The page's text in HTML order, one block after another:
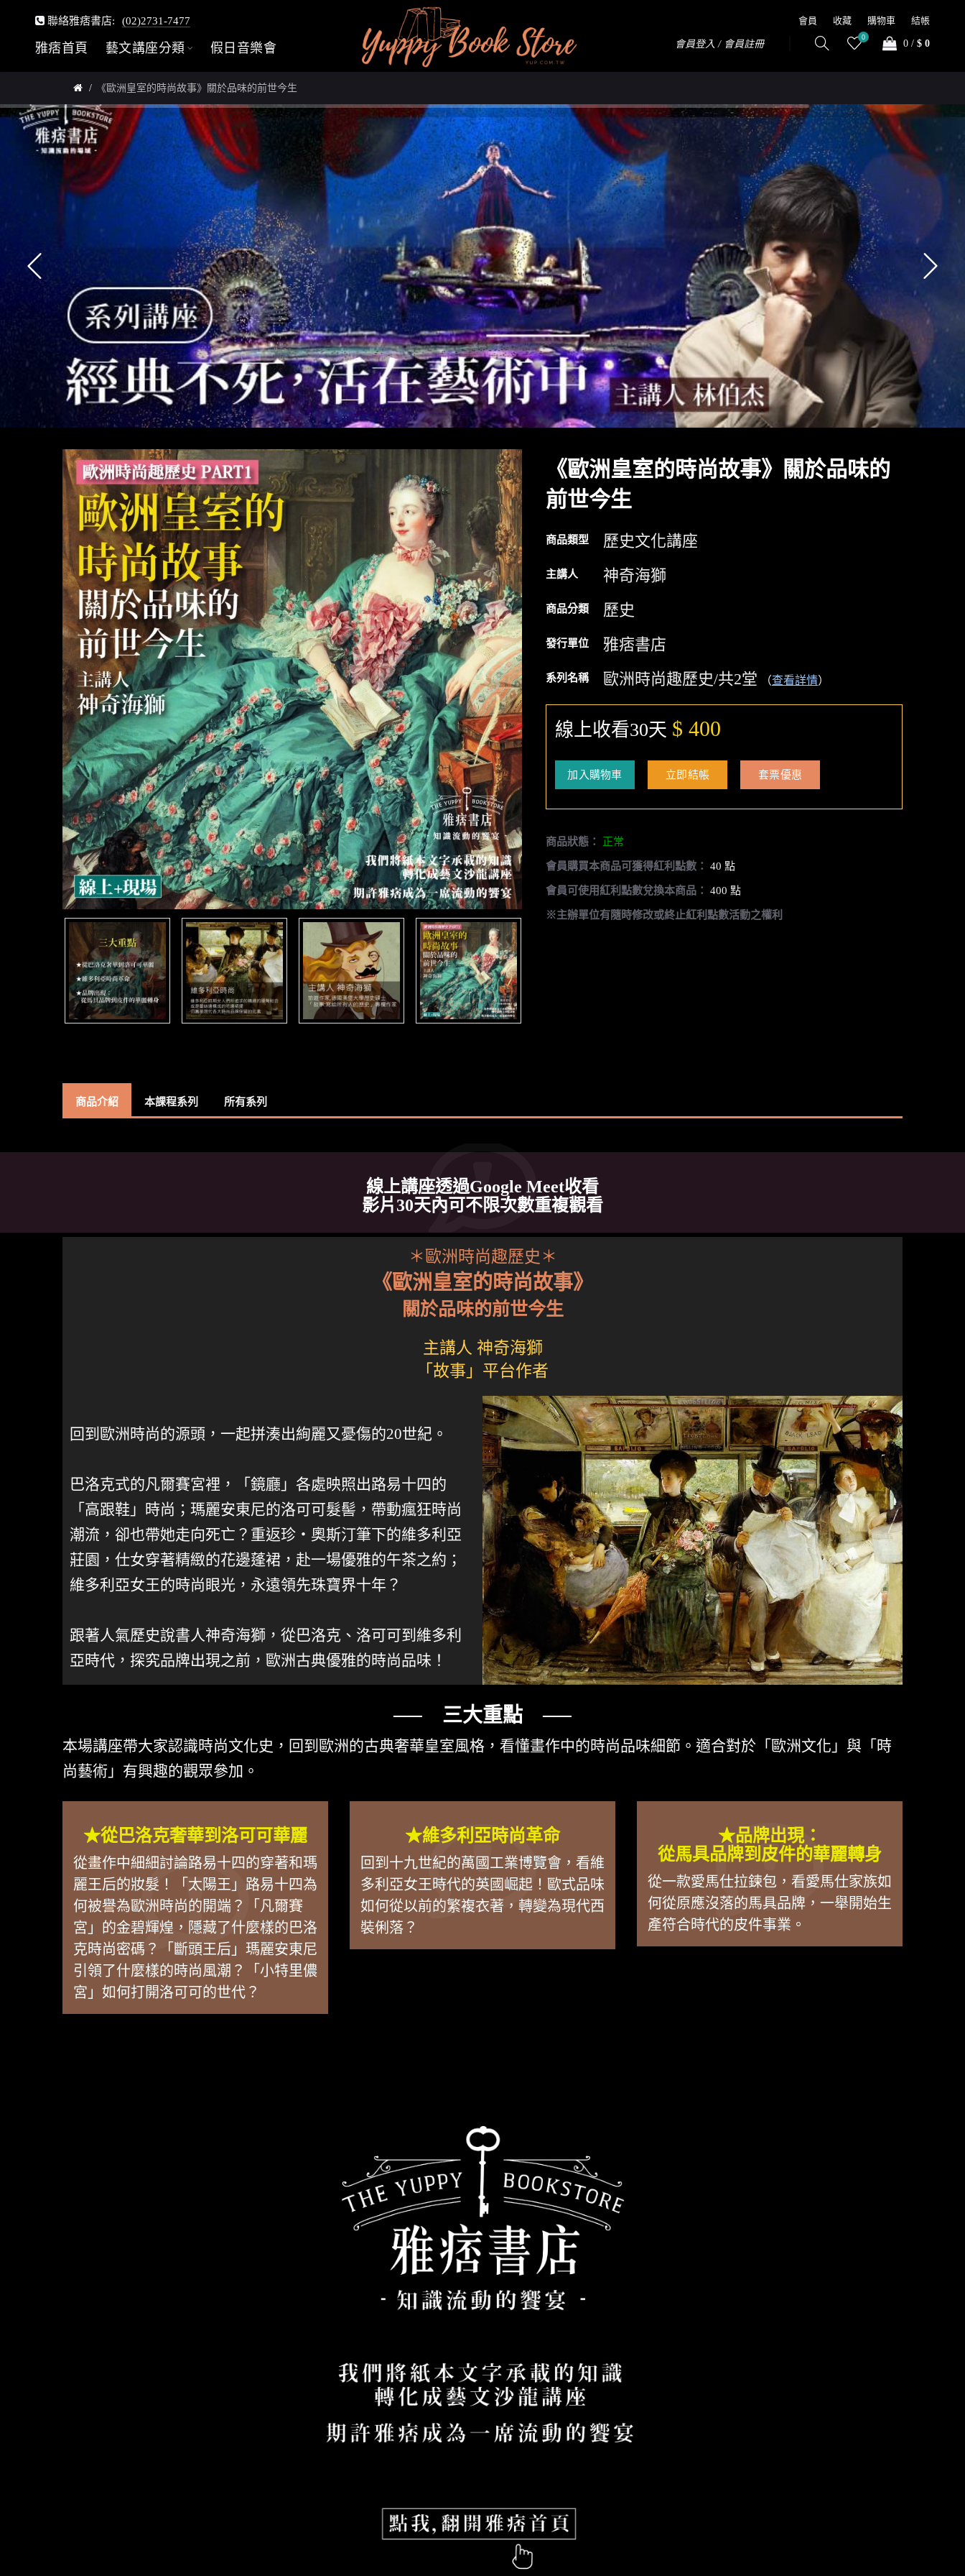
聯絡雅痞書店: (02)2731-7477
雅痞首頁 藝文講座分類 假日音樂會
會員 收藏 購物車 結帳
會員登入 / 會員註冊
0
0 / $ 0
《歐洲皇室的時尚故事》關於品味的前世今生
《歐洲皇室的時尚故事》關於品味的
前世今生
商品類型 歷史文化講座
主講人 神奇海獅
商品分類 歷史
發行單位 雅痞書店
系列名稱 歐洲時尚趣歷史/共2堂 （查看詳情）
線上收看30天 $ 400
加入購物車 立即結帳 套票優惠
商品狀態： 正常
會員購買本商品可獲得紅利點數： 40 點
會員可使用紅利點數兌換本商品： 400 點
※主辦單位有隨時修改或終止紅利點數活動之權利
商品介紹 本課程系列 所有系列
線上講座透過Google Meet收看
影片30天內可不限次數重複觀看
＊歐洲時尚趣歷史＊
《歐洲皇室的時尚故事》
關於品味的前世今生
主講人 神奇海獅
「故事」平台作者
回到歐洲時尚的源頭，一起拼湊出絢麗又憂傷的20世紀。
巴洛克式的凡爾賽宮裡，「鏡廳」各處映照出路易十四的
「高跟鞋」時尚；瑪麗安東尼的洛可可髮髻，帶動瘋狂時尚
潮流，卻也帶她走向死亡？重返珍・奧斯汀筆下的維多利亞
莊園，仕女穿著精緻的花邊蓬裙，赴一場優雅的午茶之約；
維多利亞女王的時尚眼光，永遠領先珠寶界十年？
跟著人氣歷史說書人神奇海獅，從巴洛克、洛可可到維多利
亞時代，探究品牌出現之前，歐洲古典優雅的時尚品味！
── 三大重點 ──
本場講座帶大家認識時尚文化史，回到歐洲的古典奢華皇室風格，看懂畫作中的時尚品味細節。適合對於「歐洲文化」與「時
尚藝術」有興趣的觀眾參加。
★從巴洛克奢華到洛可可華麗
從畫作中細細討論路易十四的穿著和瑪
麗王后的妝髮！「太陽王」路易十四為
何被譽為歐洲時尚的開端？「凡爾賽
宮」的金碧輝煌，隱藏了什麼樣的巴洛
克時尚密碼？「斷頭王后」瑪麗安東尼
引領了什麼樣的時尚風潮？「小特里儂
宮」如何打開洛可可的世代？
★維多利亞時尚革命
回到十九世紀的萬國工業博覽會，看維
多利亞女王時代的英國崛起！歐式品味
如何從以前的繁複衣著，轉變為現代西
裝俐落？
★品牌出現：
從馬具品牌到皮件的華麗轉身
從一款愛馬仕拉鍊包，看愛馬仕家族如
何從原應沒落的馬具品牌，一舉開始生
產符合時代的皮件事業。